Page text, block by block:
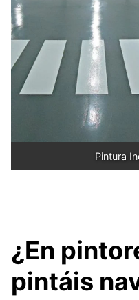
Pintura
¿En
pintáis